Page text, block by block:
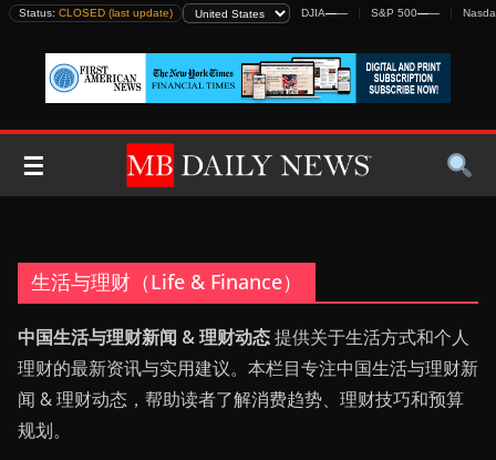
Skip
content
Status: CLOSED (last update) DJIA—— S&P 500——
☰
生活与理财（Life & Finance）
中国生活与理财新闻 & 理财动态提供关于生活方式和个人
理财的最新资讯与实用建议。本栏目专注中国生活与理财新
闻 & 理财动态，帮助读者了解消费趋势、理财技巧和预算
规划。